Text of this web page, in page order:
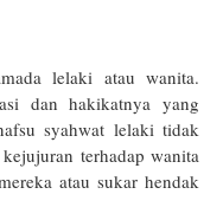
lelaki atau wanita.
dan hakikatnya yang
syahwat lelaki tidak
terhadap wanita
atau sukar hendak